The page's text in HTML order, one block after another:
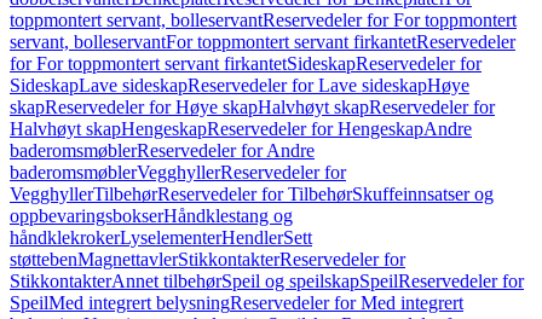
toppmontert servant, bolleservantReservedeler for For toppmontert
servant, bolleservantFor toppmontert servant firkantetReservedeler
for For toppmontert servant firkantetSideskapReservedeler for
SideskapLave sideskapReservedeler for Lave sideskapHøye
skapReservedeler for Høye skapHalvhøyt skapReservedeler for
Halvhøyt skapHengeskapReservedeler for HengeskapAndre
baderomsmøblerReservedeler for Andre
baderomsmøblerVegghyllerReservedeler for
VegghyllerTilbehørReservedeler for TilbehørSkuffeinnsatser og
oppbevaringsbokserHåndklestang og
håndklekrokerLyselementerHendlerSett
støttebenMagnettavlerStikkontakterReservedeler for
StikkontakterAnnet tilbehørSpeil og speilskapSpeilReservedeler for
SpeilMed integrert belysningReservedeler for Med integrert